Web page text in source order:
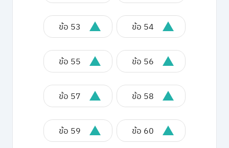
ข้อ 53 ข้อ 54
ข้อ 55 ข้อ 56
ข้อ 57 ข้อ 58
ข้อ 59 ข้อ 60